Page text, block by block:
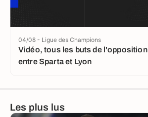
Vidéo, tous les buts de l'opposition
entre Sparta et Lyon
04/08 - Ligue des Champions
Les plus lus